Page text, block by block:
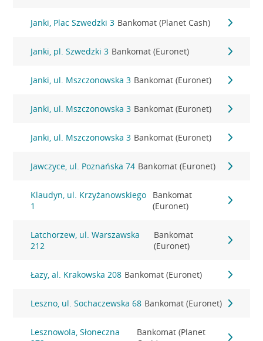
Janki, Plac Szwedzki 3 Bankomat (Planet Cash)
Janki, pl. Szwedzki 3 Bankomat (Euronet)
Janki, ul. Mszczonowska 3 Bankomat (Euronet)
Janki, ul. Mszczonowska 3 Bankomat (Euronet)
Janki, ul. Mszczonowska 3 Bankomat (Euronet)
Jawczyce, ul. Poznańska 74 Bankomat (Euronet)
Klaudyn, ul. Krzyżanowskiego
1
Bankomat
(Euronet)
Latchorzew, ul. Warszawska
212
Bankomat
(Euronet)
Łazy, al. Krakowska 208 Bankomat (Euronet)
Leszno, ul. Sochaczewska 68 Bankomat (Euronet)
Lesznowola, Słoneczna
Bankomat (Planet